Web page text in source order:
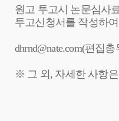
원고 투고시 논문심사
투고신청서를 작성하
dhrnd@nate.com(편집총
※ 그 외, 자세한 사항은